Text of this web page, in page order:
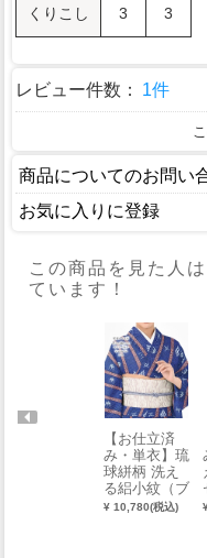
くりこし 3 3
レビュー件数： 1件
商品についてのお問い
お気に入りに登録
この商品を見た人
ています！
【お仕立済
み・単衣】琉
球絣柄 洗え
る絽小紋（ブ
ルー系）
¥ 10,780(税込)